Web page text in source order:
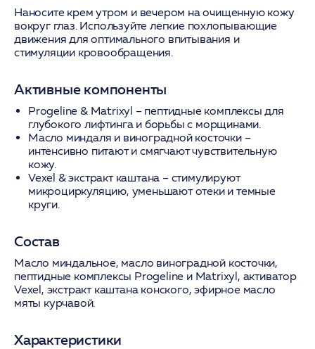
Наносите крем утром и вечером на очищенную кожу
вокруг глаз. Используйте легкие похлопывающие
движения для оптимального впитывания и
стимуляции кровообращения.
Активные компоненты
Progeline & Matrixyl – пептидные комплексы для
глубокого лифтинга и борьбы с морщинами.
Масло миндаля и виноградной косточки–
интенсивно питают и смягчают чувствительную
кожу.
Vexel & экстракт каштана – стимулируют
микроциркуляцию, уменьшают отеки и темные
круги.
Состав
Масло миндальное, масло виноградной косточки,
пептидные комплексы Progeline и Matrixyl, активатор
Vexel, экстракт каштана конского, эфирное масло
мяты курчавой.
Характеристики